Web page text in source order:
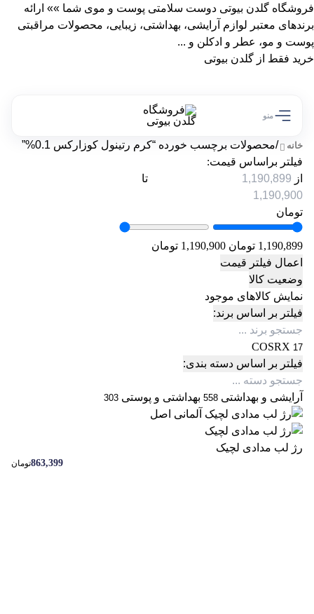
فروشگاه گلدن بیوتی دوست سلامتی پوست و موی شما »» ارائه
برندهای معتبر لوازم آرایشی، بهداشتی، زیبایی، محصولات مراقبتی
پوست و مو، عطر و ادکلن و ...
خرید فقط از گلدن بیوتی
منو
خانه /محصولات برچسب خورده “کرم رتینول کوزارکس 0.1%”
فیلتر براساس قیمت:
از
تا
تومان
1,190,899 تومان
1,190,900 تومان
اعمال فیلتر قیمت
وضعیت کالا
نمایش کالاهای موجود
فیلتر بر اساس برند:
COSRX 17
فیلتر بر اساس دسته بندی:
آرایشی و بهداشتی 558 بهداشتی و پوستی 303
رژ لب مدادی لچیک
863,399تومان